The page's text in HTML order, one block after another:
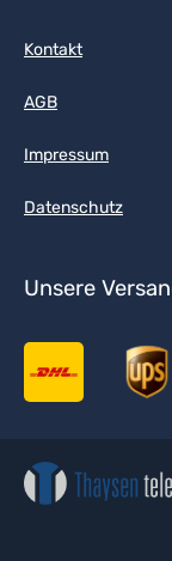
Kontakt
AGB
Impressum
Datenschutz
Unsere